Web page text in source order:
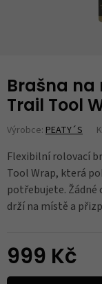
Brašna na
Trail Tool
Výrobce: PEATY´S
Flexibilní rolovací
Tool Wrap, která
potřebujete. Žádné
drží na místě a
999 Kč